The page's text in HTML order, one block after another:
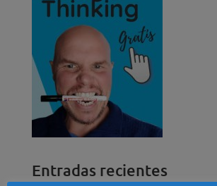
Entradas recientes